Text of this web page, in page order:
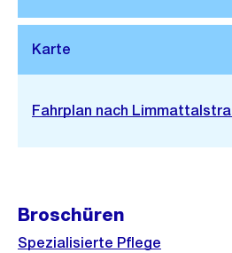
Stadtplan 3D
Externer
Fahrplan nach
Broschüren
Spezialisierte Pflege